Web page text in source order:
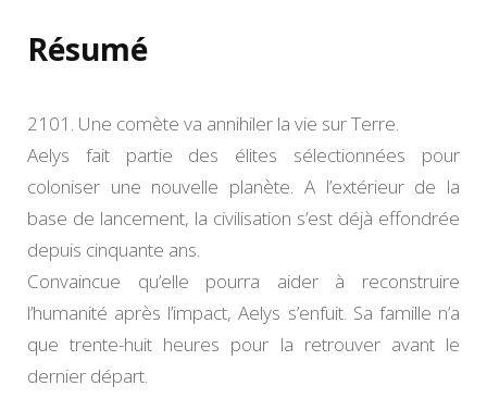
Résumé
2101. Une comète va annihiler la vie sur Terre.
Aelys fait partie des élites sélectionnées pour
coloniser une nouvelle planète. A l’extérieur de la
base de lancement, la civilisation s’est déjà effondrée
depuis cinquante ans.
Convaincue qu’elle pourra aider à reconstruire
l’humanité après l’impact, Aelys s’enfuit. Sa famille n’a
que trente-huit heures pour la retrouver avant le
dernier départ.